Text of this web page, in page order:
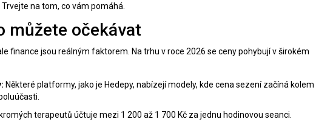
na tom, co vám pomáhá.
můžete očekávat
finance jsou reálným faktorem. Na trhu v roce 2026 se ceny pohybují v širokém
Některé platformy, jako je Hedepy, nabízejí modely, kde cena sezení začíná kolem
terapeutů účtuje mezi 1 200 až 1 700 Kč za jednu hodinovou seanci.